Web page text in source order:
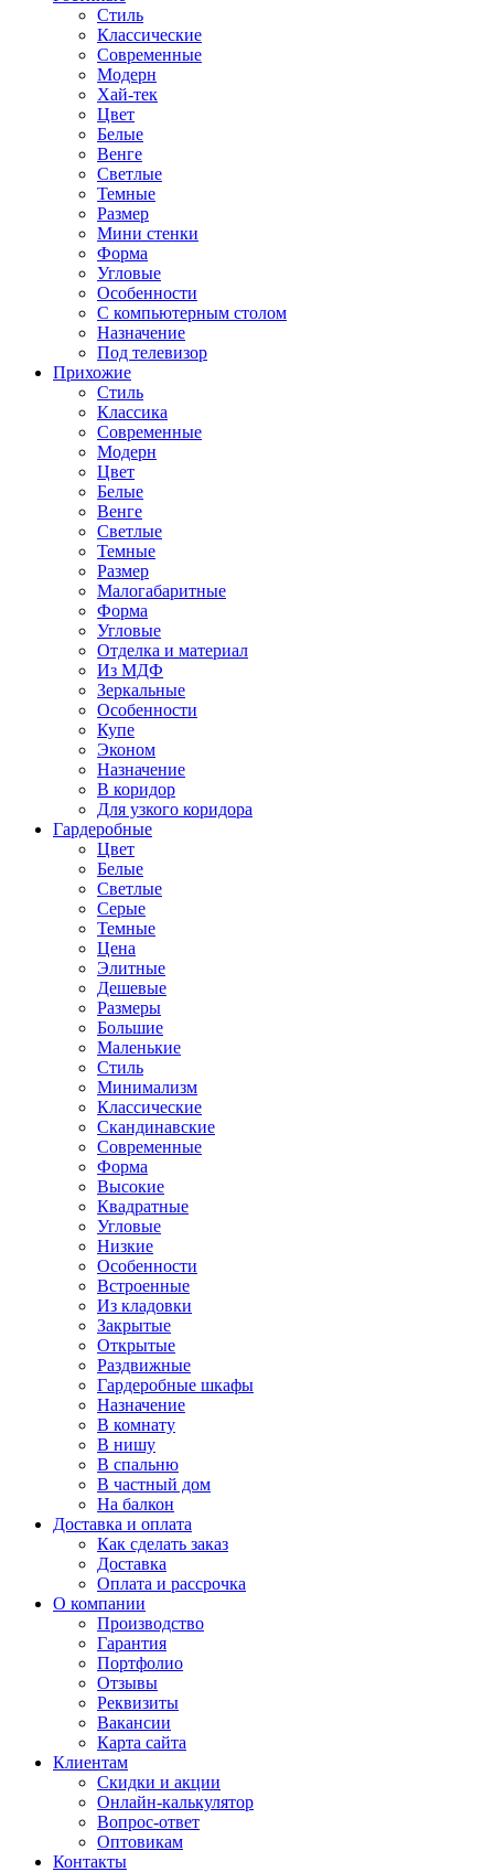
Стиль
Классические
Современные
Модерн
Хай-тек
Цвет
Белые
Венге
Светлые
Темные
Размер
Мини стенки
Форма
Угловые
Особенности
С компьютерным столом
Назначение
Под телевизор
Прихожие
Стиль
Классика
Современные
Модерн
Цвет
Белые
Венге
Светлые
Темные
Размер
Малогабаритные
Форма
Угловые
Отделка и материал
Из МДФ
Зеркальные
Особенности
Купе
Эконом
Назначение
В коридор
Для узкого коридора
Гардеробные
Цвет
Белые
Светлые
Серые
Темные
Цена
Элитные
Дешевые
Размеры
Большие
Маленькие
Стиль
Минимализм
Классические
Скандинавские
Современные
Форма
Высокие
Квадратные
Угловые
Низкие
Особенности
Встроенные
Из кладовки
Закрытые
Открытые
Раздвижные
Гардеробные шкафы
Назначение
В комнату
В нишу
В спальню
В частный дом
На балкон
Доставка и оплата
Как сделать заказ
Доставка
Оплата и рассрочка
О компании
Производство
Гарантия
Портфолио
Отзывы
Реквизиты
Вакансии
Карта сайта
Клиентам
Скидки и акции
Онлайн-калькулятор
Вопрос-ответ
Оптовикам
Контакты